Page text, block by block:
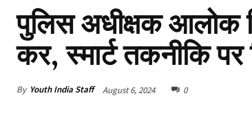
पुलिस अधीक्षक आलोक
कर, स्मार्ट तकनीकि पर
By Youth India Staff August 6, 2024 0